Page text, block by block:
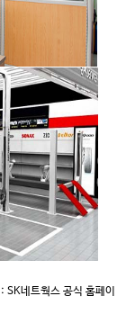
: SK네트웍스 공식 홈페이